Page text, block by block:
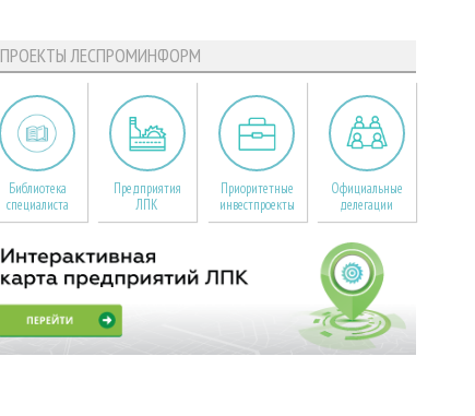
ПРОЕКТЫ ЛЕСПРОМИНФОРМ
Библиотека
специалиста
Предприятия
ЛПК
Приоритетные
инвестпроекты
Официальные
делегации